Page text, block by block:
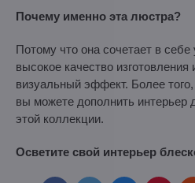
Почему именно эта люстра?
Потому что она сочетает в себе
высокое качество
визуальный эффект. Более
вы можете дополнить интерьер
этой коллекции.
Осветите свой интерьер